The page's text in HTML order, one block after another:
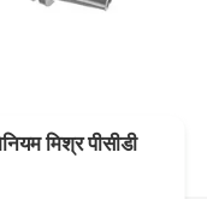
मिश्र पीसीडी